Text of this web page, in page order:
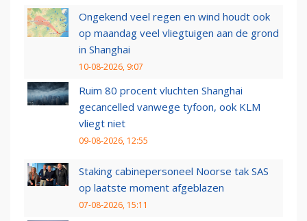
Ongekend veel regen en wind houdt ook
op maandag veel vliegtuigen aan de grond
in Shanghai
10-08-2026, 9:07
Ruim 80 procent vluchten Shanghai
gecancelled vanwege tyfoon, ook KLM
vliegt niet
09-08-2026, 12:55
Staking cabinepersoneel Noorse tak SAS
op laatste moment afgeblazen
07-08-2026, 15:11